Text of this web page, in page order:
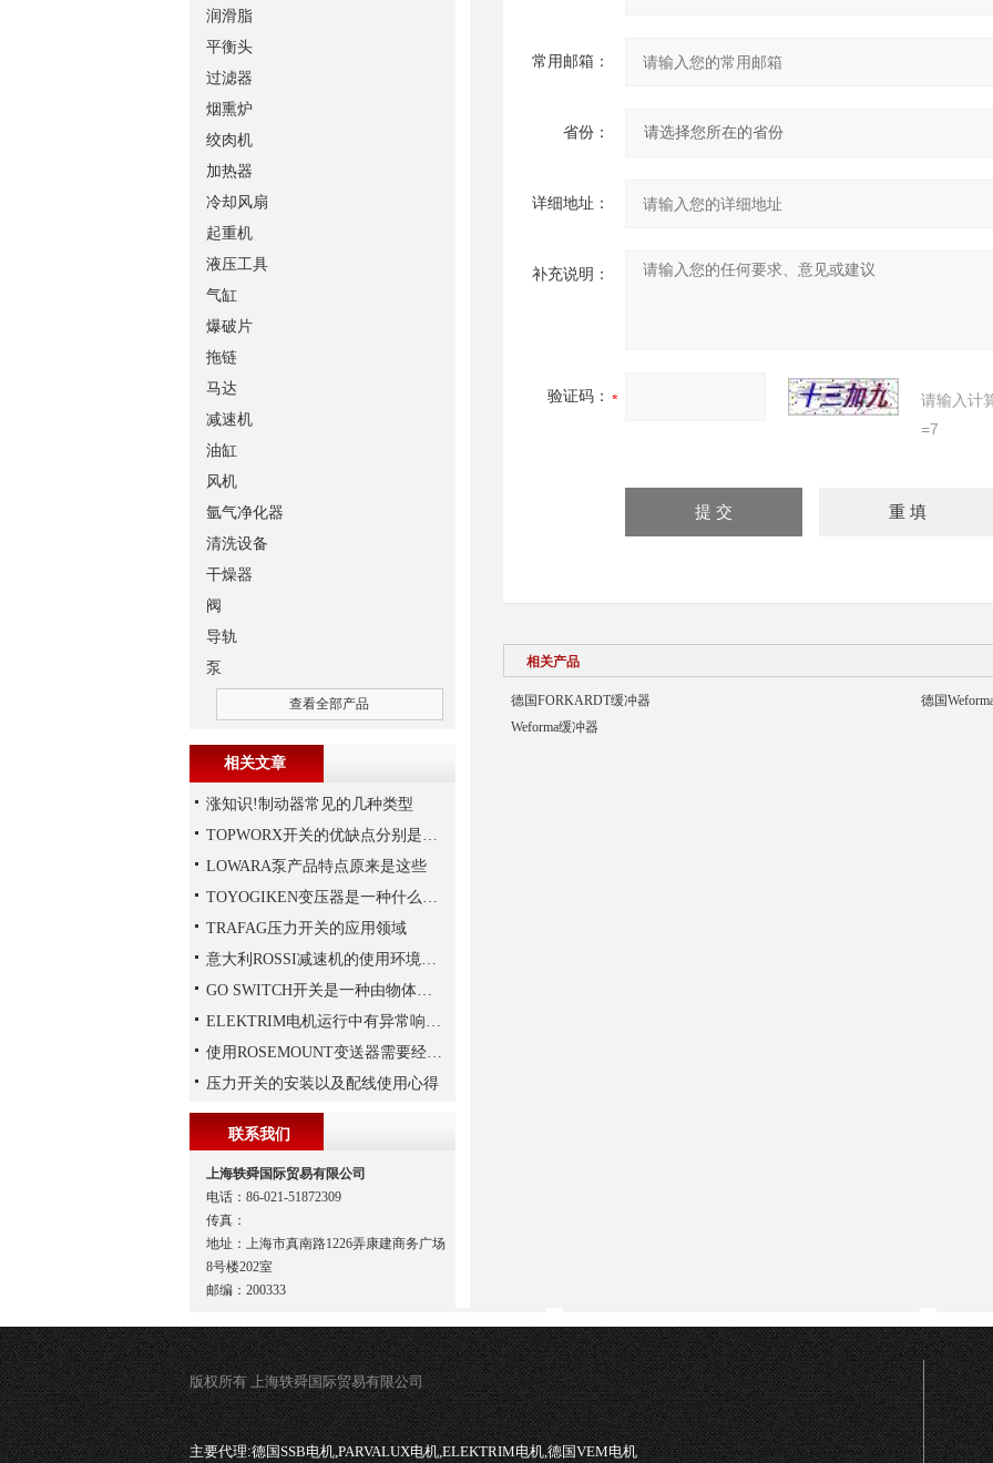
常用邮箱：
省份：
详细地址：
补充说明：
验证码：
请输入计
=7
相关产品
德国FORKARDT缓冲器
德国
Weforma缓冲器
润滑脂
平衡头
过滤器
烟熏炉
绞肉机
加热器
冷却风扇
起重机
液压工具
气缸
爆破片
拖链
马达
减速机
油缸
风机
氩气净化器
清洗设备
干燥器
阀
导轨
泵
查看全部产品
相关文章
涨知识!制动器常见的几种类型
TOPWORX开关的优缺点分别是什么？
LOWARA泵产品特点原来是这些
TOYOGIKEN变压器是一种什么设备
TRAFAG压力开关的应用领域
意大利ROSSI减速机的使用环境和保养要求
GO SWITCH开关是一种由物体的位移来决定电路通断的开关
ELEKTRIM电机运行中有异常响声是什么原因？
使用ROSEMOUNT变送器需要经过以下步骤
压力开关的安装以及配线使用心得
联系我们
上海轶舜国际贸易有限公司
电话：86-021-51872309
传真：
地址：上海市真南路1226弄康建商务广场
8号楼202室
邮编：200333
版权所有 上海轶舜国际贸易有限公司
主要代理:德国SSB电机,PARVALUX电机,ELEKTRIM电机,德国VEM电机